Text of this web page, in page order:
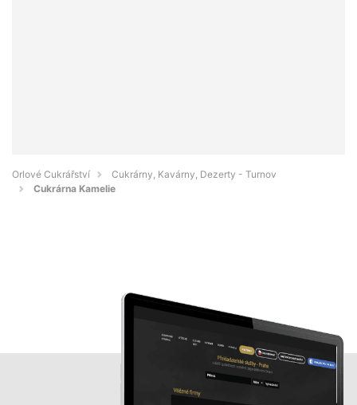
Orlové Cukrářství
Cukrárny, Kavárny, Dezerty - Turnov
Cukrárna Kamelie